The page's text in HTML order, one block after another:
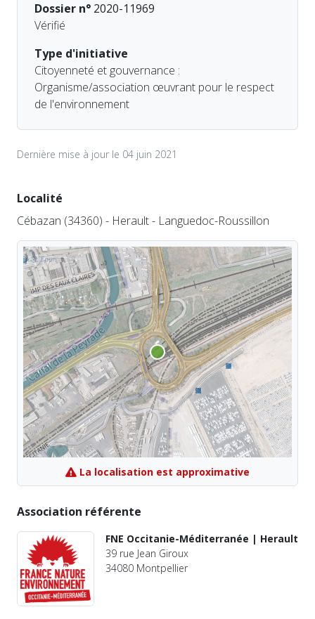
Dossier n° 2020-11969
Vérifié
Type d'initiative
Citoyenneté et gouvernance :
Organisme/association œuvrant pour le respect
de l'environnement
Dernière mise à jour le 04 juin 2021
Localité
Cébazan (34360) - Herault - Languedoc-Roussillon
La localisation est approximative
Association référente
FNE Occitanie-Méditerranée | Herault
39 rue Jean Giroux
34080 Montpellier